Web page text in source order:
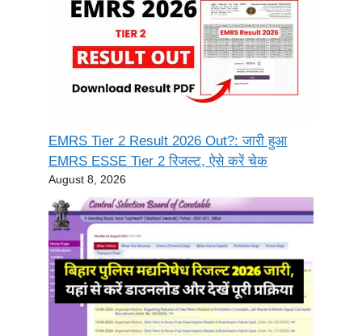
EMRS Tier 2 Result 2026 Out?: जारी हुआ
EMRS ESSE Tier 2 रिजल्ट, ऐसे करें चेक
August 8, 2026